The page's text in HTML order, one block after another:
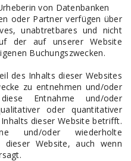
von Datenbanken
oder Partner verfügen über
unabtretbares und nicht
der auf unserer Website
Buchungszwecken.
des Inhalts dieser Websites
zu entnehmen und/oder
Entnahme und/oder
oder quantitativer
dieser Website betrifft.
und/oder wiederholte
dieser Website, auch wenn